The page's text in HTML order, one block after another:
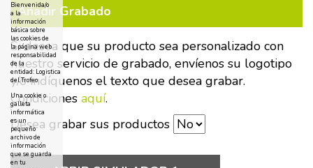
Añadir Grabado
Si desea que su producto sea personalizado con
nuestro servicio de grabado, envíenos su logotipo
y/o indíquenos el texto que desea grabar.
Condiciones aquí.
Desea grabar sus productos
Bienvenida/o
a la
información
básica sobre
las cookies de
la página web
responsabilidad
de la
entidad: Logistica
del Trofeo
Una cookie o
galleta
informática
es un
pequeño
archivo de
información
que se guarda
en tu